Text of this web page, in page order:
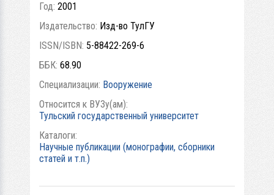
Год: 2001
Издательство: Изд-во ТулГУ
ISSN/ISBN: 5-88422-269-6
ББК: 68.90
Специализации: Вооружение
Относится к ВУЗу(ам):
Тульский государственный университет
Каталоги:
Научные публикации (монографии, сборники
статей и т.п.)